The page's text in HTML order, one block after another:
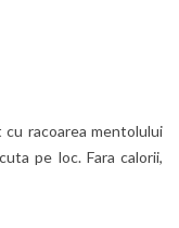
racoarea mentolului
pe loc. Fara calorii,